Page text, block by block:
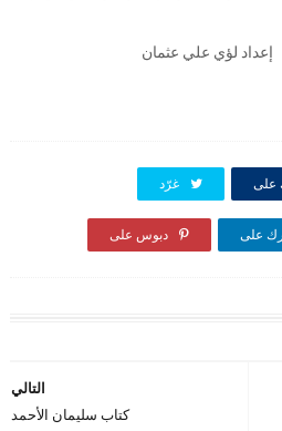
عثمان
على غرّد
على دبوس على
التالي
كتاب سليمان الأحمد